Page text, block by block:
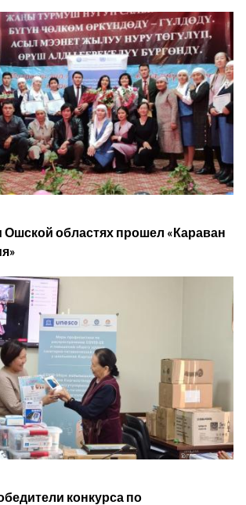
Ошской областях прошел «Караван
конкурса по